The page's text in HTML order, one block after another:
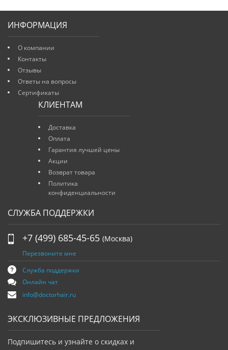
ИНФОРМАЦИЯ
О компании
Контакты
Отзывы
Ответы на вопросы
Сертификаты
КЛИЕНТАМ
Доставка
Оплата
Гарантия лучшей цены
Акции
Возврат товара
Политика
конфиденциальности
СЛУЖБА ПОДДЕРЖКИ
+7 (499) 685-45-65 (Москва)
Перезвоните мне
Служба поддержки
Онлайн чат
info@doctorhair.ru
ЭКСКЛЮЗИВНЫЕ ПРЕДЛОЖЕНИЯ
Подпишитесь и узнайте о скидках и